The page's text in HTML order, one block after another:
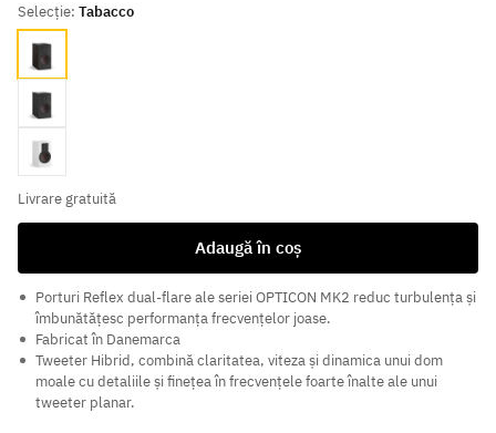
Selecție: Tabacco
Tabacco
Black
White
Livrare gratuită
Adaugă în coș
Porturi Reflex dual-flare ale seriei OPTICON MK2 reduc turbulența și
îmbunătățesc performanța frecvențelor joase.
Fabricat în Danemarca
Tweeter Hibrid, combină claritatea, viteza și dinamica unui dom
moale cu detaliile și finețea în frecvențele foarte înalte ale unui
tweeter planar.